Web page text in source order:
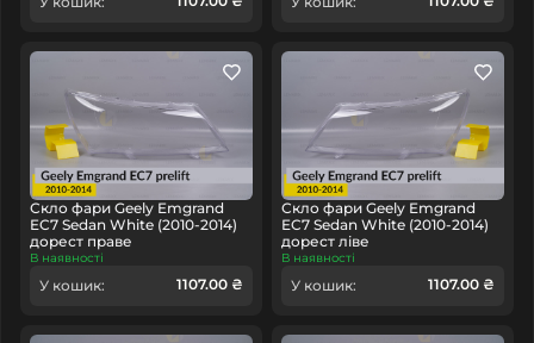
Скло фари Geely Emgrand
EC7 Sedan White (2010-2014)
дорест праве
В наявності
У кошик: 1107.00 ₴
Скло фари Geely Emgrand
EC7 Sedan White (2010-2014)
дорест ліве
В наявності
У кошик: 1107.00 ₴